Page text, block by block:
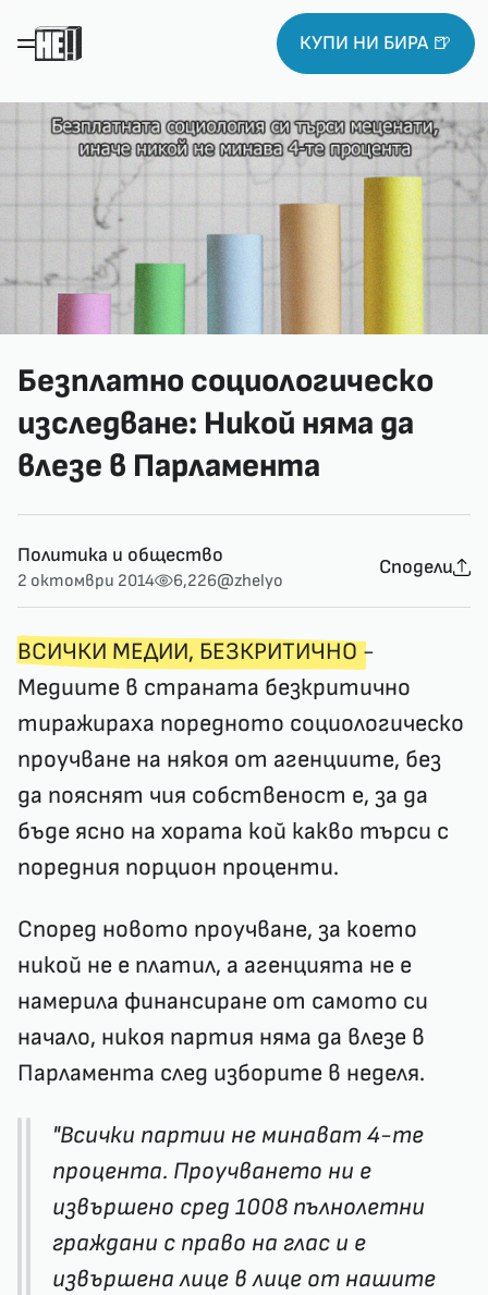
КУПИ НИ БИРА 🍺
Безплатно социологическо
изследване: Никой няма да
влезе в Парламента
Политика и общество
2 октомври 2014 6,226@zhelyo
Сподели
ВСИЧКИ МЕДИИ, БЕЗКРИТИЧНО-
Медиите в страната безкритично
тиражираха поредното социологическо
проучване на някоя от агенциите, без
да пояснят чия собственост е, за да
бъде ясно на хората кой какво търси с
поредния порцион проценти.
Според новото проучване, за което
никой не е платил, а агенцията не е
намерила финансиране от самото си
начало, никоя партия няма да влезе в
Парламента след изборите в неделя.
"Всички партии не минават 4-те
процента. Проучването ни е
извършено сред 1008 пълнолетни
граждани с право на глас и е
извършена лице в лице от нашите